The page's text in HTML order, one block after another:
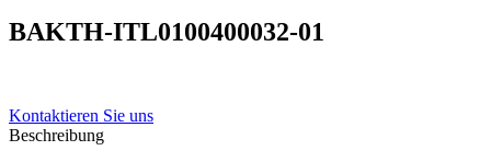
BAKTH-ITL0100400032-01
Kontaktieren Sie uns
Beschreibung